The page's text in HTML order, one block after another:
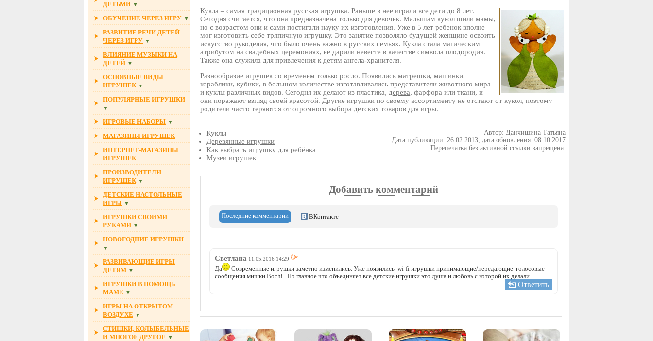
ДЕТЬМИ ▼
ОБУЧЕНИЕ ЧЕРЕЗ ИГРУ ▼
РАЗВИТИЕ РЕЧИ ДЕТЕЙ
ЧЕРЕЗ ИГРУ ▼
ВЛИЯНИЕ МУЗЫКИ НА
ДЕТЕЙ ▼
ОСНОВНЫЕ ВИДЫ
ИГРУШЕК ▼
ПОПУЛЯРНЫЕ ИГРУШКИ
▼
ИГРОВЫЕ НАБОРЫ ▼
МАГАЗИНЫ ИГРУШЕК
ИНТЕРНЕТ-МАГАЗИНЫ
ИГРУШЕК
ПРОИЗВОДИТЕЛИ
ИГРУШЕК ▼
ДЕТСКИЕ НАСТОЛЬНЫЕ
ИГРЫ ▼
ИГРУШКИ СВОИМИ
РУКАМИ ▼
НОВОГОДНИЕ ИГРУШКИ
▼
РАЗВИВАЮЩИЕ ИГРЫ
ДЕТЯМ ▼
ИГРУШКИ В ПОМОЩЬ
МАМЕ ▼
ИГРЫ НА ОТКРЫТОМ
ВОЗДУХЕ ▼
СТИШКИ, КОЛЫБЕЛЬНЫЕ
И МНОГОЕ ДРУГОЕ ▼
Кукла – самая традиционная русская игрушка. Раньше в нее играли все дети до 8 лет.
Сегодня считается, что она предназначена только для девочек. Малышам кукол шили мамы,
но с возрастом они и сами постигали науку их изготовления. Уже в 5 лет ребенок вполне
мог изготовить себе тряпичную игрушку. Это занятие позволяло будущей женщине освоить
искусство рукоделия, что было очень важно в русских семьях. Кукла стала магическим
атрибутом на свадебных церемониях, ее дарили невесте в качестве символа плодородия.
Также она служила для привлечения к детям ангела-хранителя.
Разнообразие игрушек со временем только росло. Появились матрешки, машинки,
кораблики, кубики, в большом количестве изготавливались представители животного мира
и куклы различных видов. Сегодня их делают из пластика, дерева, фарфора или ткани, и
они поражают взгляд своей красотой. Другие игрушки по своему ассортименту не отстают от кукол, поэтому
родители часто теряются от огромного выбора детских товаров для игры.
Куклы
Деревянные игрушки
Как выбрать игрушку для ребёнка
Музеи игрушек
Автор: Данчишина Татьяна
Дата публикации: 26.02.2013, дата обновления: 08.10.2017
Перепечатка без активной ссылки запрещена.
Добавить комментарий
Последние комментарии ВКонтакте
Светлана 11.05.2016 14:29
Да
Современные игрушки заметно изменились. Уже появились wi-fi игрушки принимающие/передающие голосовые
сообщения мишки Bochi. Но главное что объединяет все детские игрушки это душа и любовь с которой их делали.
Ответить